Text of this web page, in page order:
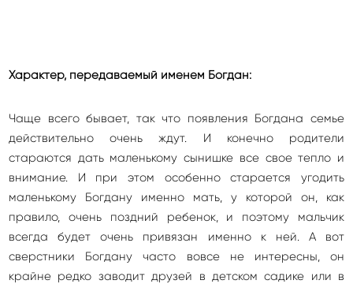
Характер, передаваемый именем Богдан:
Чаще всего бывает, так что появления Богдана семье
действительно очень ждут. И конечно родители
стараются дать маленькому сынишке все свое тепло и
внимание. И при этом особенно старается угодить
маленькому Богдану именно мать, у которой он, как
правило, очень поздний ребенок, и поэтому мальчик
всегда будет очень привязан именно к ней. А вот
сверстники Богдану часто вовсе не интересны, он
крайне редко заводит друзей в детском садике или в